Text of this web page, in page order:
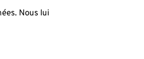
Nous lui